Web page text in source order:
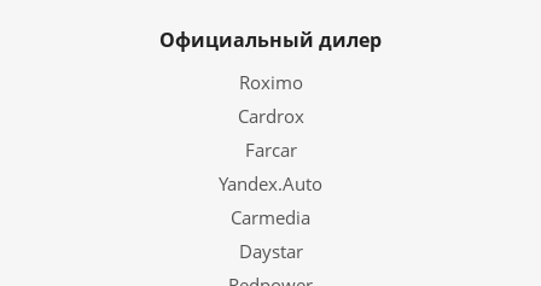
Официальный дилер
Roximo
Cardrox
Farcar
Yandex.Auto
Carmedia
Daystar